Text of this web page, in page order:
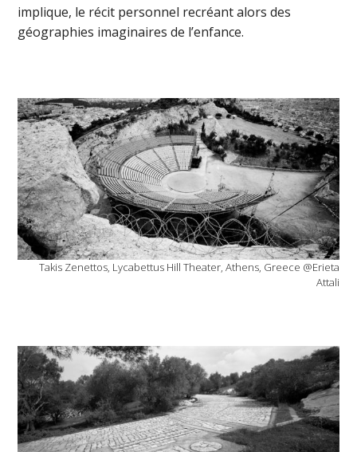
implique, le récit personnel recréant alors des
géographies imaginaires de l’enfance.
Takis Zenettos, Lycabettus Hill Theater, Athens, Greece @Erieta
Attali